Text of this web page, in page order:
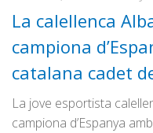
La calellenca
campiona
catalana cadet
La jove esportista
campiona d’Espanya